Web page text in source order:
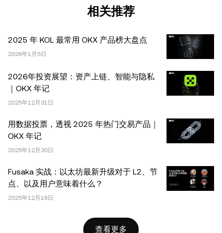
计信息，如果有) 仅供一般参考之用。尽管我们在准备这些
数据和图表时已采取了所有合理的谨慎措施，但对于此处表
OKX。本文可以全文复制或分发，也可以使用本文 100 字
或更少的摘录，前提是此类使用是非商业性的。整篇文章的
OKX，经许可使用。”允许的摘录必须引用文章名称并包含
出处，例如“文章名称，[作者姓名 (如适用)]，© 2025
OKX”。部分内容可能由人工智能（AI）工具生成或辅助生
相关推荐
2025 年 KOL 最常用 OKX 产品榜大盘点
2026年1月5日
2026年投资展望：资产上链、智能与隐私
｜OKX 年记
2025年12月31日
用数据投票，透视 2025 年热门交易产品｜
OKX 年记
2025年12月30日
Fusaka 实战：以太坊最新升级对于 L2、节
点、以及用户意味着什么？
2025年12月16日
查看更多